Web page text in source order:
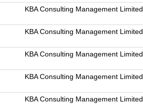
KBA Consulting Management Limited
KBA Consulting Management Limited
KBA Consulting Management Limited
KBA Consulting Management Limited
KBA Consulting Management Limited